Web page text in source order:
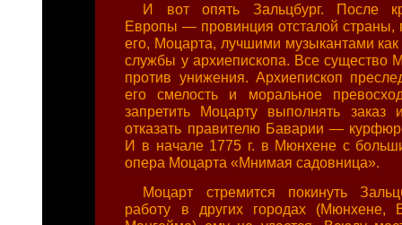
И вот опять Зальцбург. После
Европы — провинция отсталой страны,
его, Моцарта, лучшими музыкантами
службы у архиепископа. Все существо
против унижения. Архиепископ
его смелость и моральное
запретить Моцарту выполнять
отказать правителю Баварии —
И в начале 1775 г. в Мюнхене с
опера Моцарта «Мнимая садовница».
Моцарт стремится покинуть
работу в других городах (Мюнхене,